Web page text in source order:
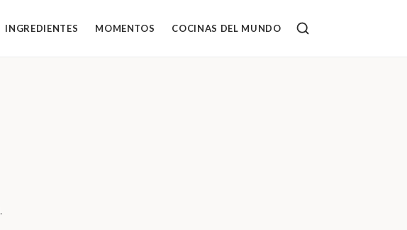
INGREDIENTES MOMENTOS COCINAS DEL MUNDO